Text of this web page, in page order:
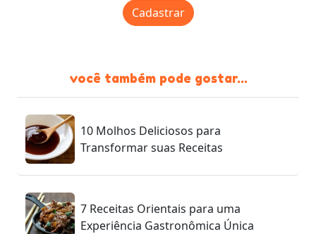
Cadastrar
você também pode gostar...
10 Molhos Deliciosos para
Transformar suas Receitas
7 Receitas Orientais para uma
Experiência Gastronômica Única